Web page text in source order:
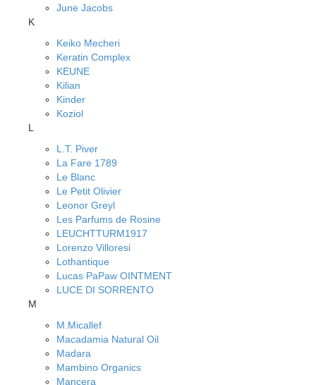
June Jacobs
K
Keiko Mecheri
Keratin Complex
KEUNE
Kilian
Kinder
Koziol
L
L.T. Piver
La Fare 1789
Le Blanc
Le Petit Olivier
Leonor Greyl
Les Parfums de Rosine
LEUCHTTURM1917
Lorenzo Villoresi
Lothantique
Lucas PaPaw OINTMENT
LUCE DI SORRENTO
M
M.Micallef
Macadamia Natural Oil
Madara
Mambino Organics
Mancera